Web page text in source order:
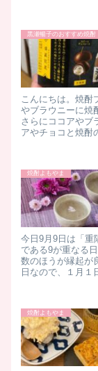
黒瀬暢子のおすすめ焼酎
こんにちは。焼酎
やブラウニーに焼
さらにココアやブ
アやチョコと焼酎
焼酎よもやま
今日9月9日は「重
である9が重なる
数のほうが縁起が
日なので、１月１
焼酎よもやま